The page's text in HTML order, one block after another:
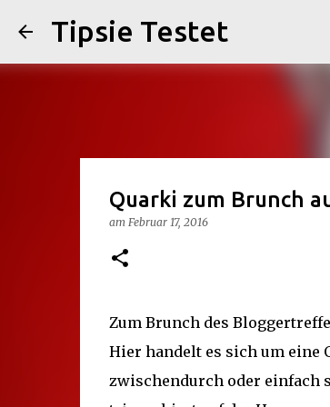
Tipsie Testet
Quarki zum Brunch
am Februar 17, 2016
Zum Brunch des
Hier handelt es sich um eine
zwischendurch oder einfach